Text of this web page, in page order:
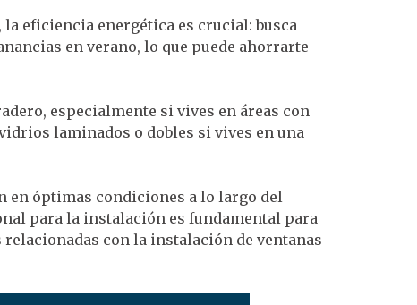
eficiencia energética es crucial: busca
en verano, lo que puede ahorrarte
especialmente si vives en áreas con
laminados o dobles si vives en una
en óptimas condiciones a lo largo del
para la instalación es fundamental para
con la instalación de ventanas